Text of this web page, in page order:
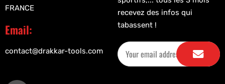
FRANCE
Email:
contact@drakkar-tools.com
recevez des infos qui
tabassent !